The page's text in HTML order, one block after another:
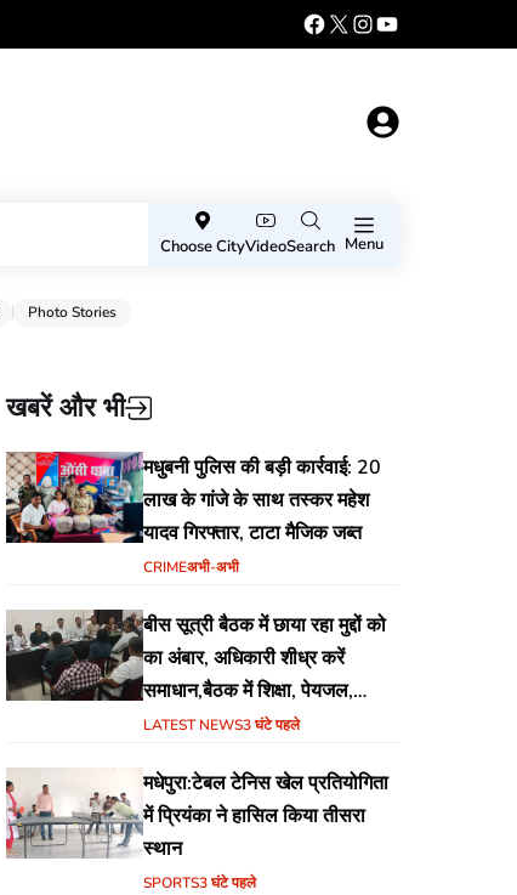
Choose CityVideoSearch Menu
Photo Stories
खबरें और भी
मधुबनी पुलिस की बड़ी कार्रवाई: 20
लाख के गांजे के साथ तस्कर महेश
यादव गिरफ्तार, टाटा मैजिक जब्त
CRIMEअभी-अभी
बीस सूत्री बैठक में छाया रहा मुद्दों को
का अंबार, अधिकारी शीध्र करें
समाधान,बैठक में शिक्षा, पेयजल,
जलजमाव,आवास ,व किसानों के
LATEST NEWS3 घंटे पहले
मधेपुरा:टेबल टेनिस खेल प्रतियोगिता
में प्रियंका ने हासिल किया तीसरा
स्थान
SPORTS3 घंटे पहले